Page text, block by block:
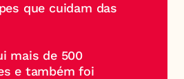
que cuidam das
mais de 500
e também foi